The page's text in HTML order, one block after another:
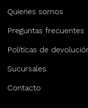
Quienes somos
Preguntas frecuentes
Políticas de
Sucursales
Contacto